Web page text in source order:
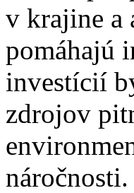
v krajine a
pomáhajú
investícií
zdrojov
náročnosti.